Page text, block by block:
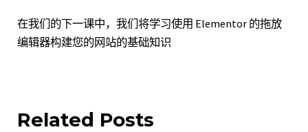
在我们的下一课中，我们将学习使用 Elementor 的拖放
编辑器构建您的网站的基础知识
Related Posts